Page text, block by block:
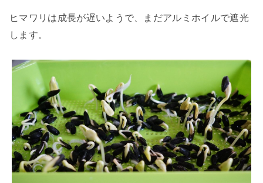
ヒマワリは成長が遅いようで、まだアルミホイルで遮光
します。